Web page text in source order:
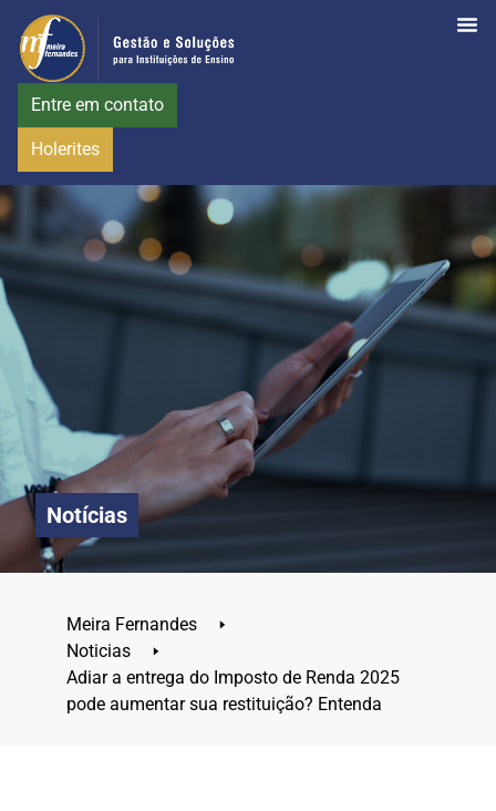
Entre em contato
Holerites
Notícias
Meira Fernandes
🢒
Noticias
🢒
Adiar a entrega do Imposto de Renda 2025
pode aumentar sua restituição? Entenda